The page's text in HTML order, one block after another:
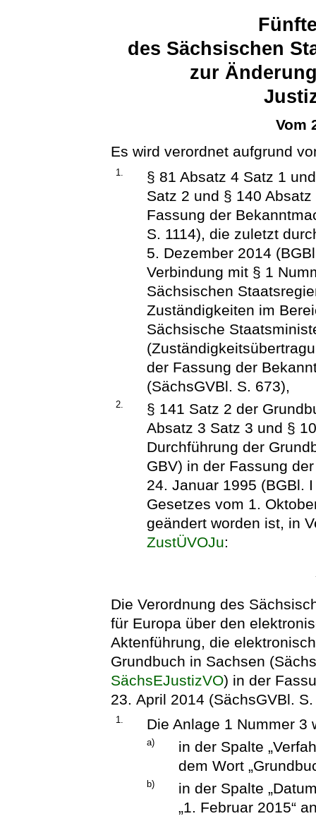
des Sächsischen
zur
Vom
Es wird verordnet aufgrund
1.
§ 81 Absatz 4 Satz 1
Satz 2 und § 140
Fassung der
S. 1114), die zuletzt
5. Dezember 2014
Verbindung mit § 1
Sächsischen
Zuständigkeiten im
Sächsische
der Fassung der
(SächsGVBl. S. 673),
2.
§ 141 Satz 2 der
Absatz 3 Satz 3 und §
Durchführung der
GBV) in der Fassung
24. Januar 1995 (BGBl.
Gesetzes vom 1.
geändert worden ist, in
ZustÜVOJu:
Die Verordnung des
für Europa über den
Aktenführung, die
Grundbuch in Sachsen
SächsEJustizVO) in der
23. April 2014 (SächsGVBl.
1. Die Anlage 1 Nummer 3
a)
in der Spalte
dem Wort
b)
in der Spalte
„1. Februar 2015“